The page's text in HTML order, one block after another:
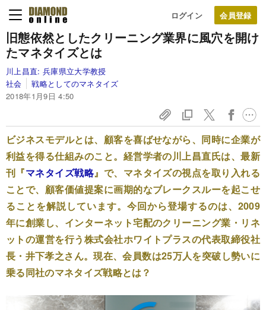
ログイン
旧態依然としたクリーニング業界に風穴を開け
たマネタイズとは
川上昌直: 兵庫県立大学教授
社会
戦略としてのマネタイズ
2018年1月9日 4:50
ビジネスモデルとは、顧客を喜ばせながら、同時に企業が
利益を得る仕組みのこと。経営学者の川上昌直氏は、最新
刊『マネタイズ戦略』で、マネタイズの視点を取り入れる
ことで、顧客価値提案に画期的なブレークスルーを起こせ
ることを解説しています。今回から登場するのは、2009
年に創業し、インターネット宅配のクリーニング業・リネ
ットの運営を行う株式会社ホワイトプラスの代表取締役社
長・井下孝之さん。現在、会員数は25万人を突破し勢いに
乗る同社のマネタイズ戦略とは？